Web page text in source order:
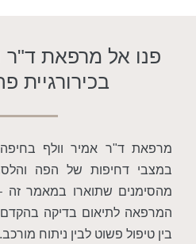
מרפאת ד"ר וולף –
בכירורגיית פה
אמיר וולף בחיפה מתמחה
של הפה והלסת. אם אתם
שתוארו במאמר זה – אל תחכו.
בדיקה בהקדם. זיהוי
פשוט לבין ניתוח מורכב.